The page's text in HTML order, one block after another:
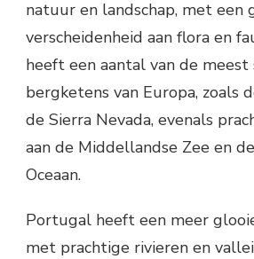
natuur en landschap, met een
verscheidenheid aan flora en
heeft een aantal van de
bergketens van Europa, zoals
de Sierra Nevada, evenals
aan de Middellandse Zee en
Oceaan.
Portugal heeft een meer
met prachtige rivieren en